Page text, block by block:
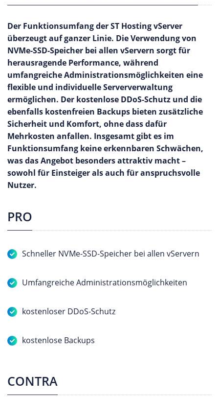
Der Funktionsumfang der ST Hosting vServer
überzeugt auf ganzer Linie. Die Verwendung von
NVMe-SSD-Speicher bei allen vServern sorgt für
herausragende Performance, während
umfangreiche Administrationsmöglichkeiten eine
flexible und individuelle Serververwaltung
ermöglichen. Der kostenlose DDoS-Schutz und die
ebenfalls kostenfreien Backups bieten zusätzliche
Sicherheit und Komfort, ohne dass dafür
Mehrkosten anfallen. Insgesamt gibt es im
Funktionsumfang keine erkennbaren Schwächen,
was das Angebot besonders attraktiv macht –
sowohl für Einsteiger als auch für anspruchsvolle
Nutzer.
PRO
Schneller NVMe-SSD-Speicher bei allen vServern
Umfangreiche Administrationsmöglichkeiten
kostenloser DDoS-Schutz
kostenlose Backups
CONTRA